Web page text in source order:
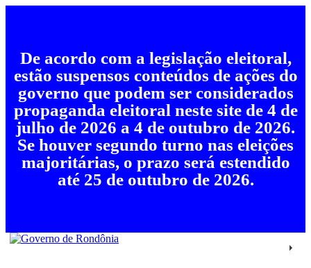
De acordo com a legislação eleitoral,
estão suspensos conteúdos de ações do
governo que podem ser considerados
propaganda eleitoral neste site de 4 de
julho de 2026 a 4 de outubro de 2026.
Se houver segundo turno nas eleições
majoritárias, o prazo será estendido
até 25 de outubro de 2026.